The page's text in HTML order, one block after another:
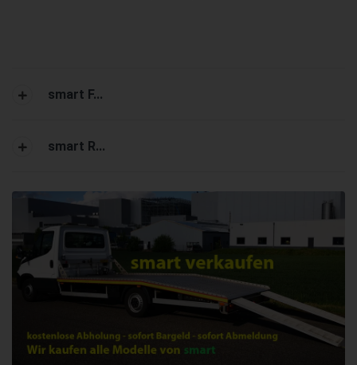
smart F...
smart R...